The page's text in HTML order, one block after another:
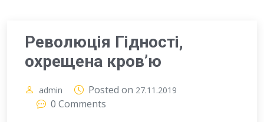
Революція Гідності,
охрещена кров’ю
admin Posted on 27.11.2019
0 Comments